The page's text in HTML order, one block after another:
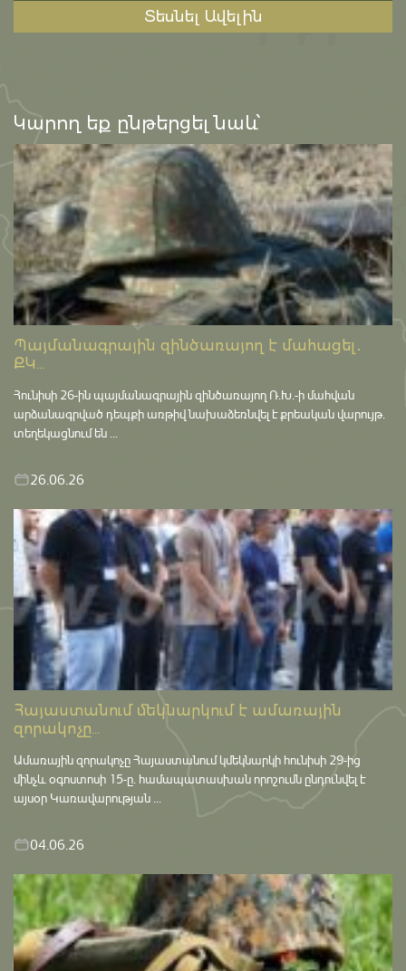
Տեսնել Ավելին
Կարող եք ընթերցել նաև՝
Պայմանագրային զինծառայող է մահացել․
ՔԿ...
Հունիսի 26-ին պայմանագրային զինծառայող Ռ.Խ.-ի մահվան
արձանագրված դեպքի առթիվ նախաձեռնվել է քրեական վարույթ․
տեղեկացնում են ...
26.06.26
Հայաստանում մեկնարկում է ամառային
զորակոչը...
Ամառային զորակոչը Հայաստանում կմեկնարկի հունիսի 29-ից
մինչև օգոստոսի 15-ը․ համապատասխան որոշումն ընդունվել է
այսօր Կառավարության ...
04.06.26